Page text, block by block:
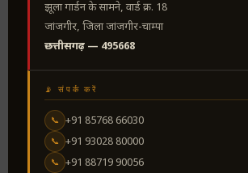
झूला गार्डन के सामने, वार्ड क्र. 18
जांजगीर, जिला जांजगीर-चाम्पा
छत्तीसगढ़ — 495668
📡 संपर्क करें
📞 +91 85768 66030
📞 +91 93028 80000
📞 +91 88719 90056